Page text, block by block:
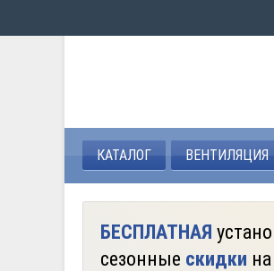
КАТАЛОГ ВЕНТИЛЯЦИЯ
БЕСПЛАТНАЯ
сезонные скидки